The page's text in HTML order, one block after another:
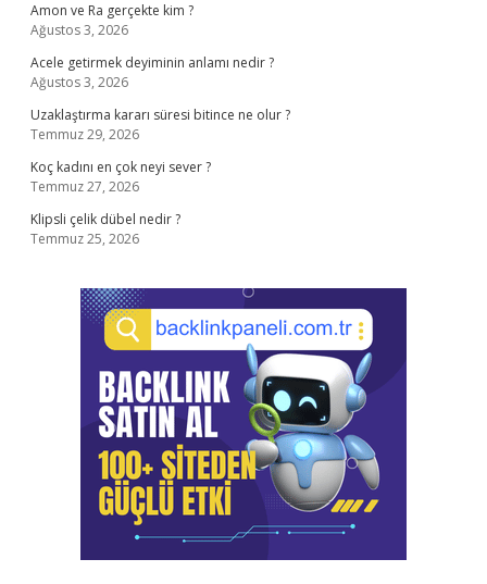
Amon ve Ra gerçekte kim ?
Ağustos 3, 2026
Acele getirmek deyiminin anlamı nedir ?
Ağustos 3, 2026
Uzaklaştırma kararı süresi bitince ne olur ?
Temmuz 29, 2026
Koç kadını en çok neyi sever ?
Temmuz 27, 2026
Klipsli çelik dübel nedir ?
Temmuz 25, 2026